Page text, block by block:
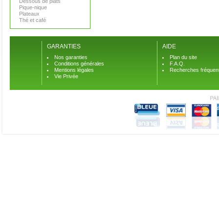
Pique-nique
Plateaux
Thé et café
GARANTIES
Nos garanties
Conditions générales
Mentions légales
Vie Privée
AIDE
Plan du site
F.A.Q.
Recherches